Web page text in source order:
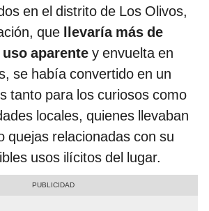
en el distrito de Los Olivos,
que llevaría más de
aparente y envuelta en
se había convertido en un
tanto para los curiosos como
locales, quienes llevaban
quejas relacionadas con su
usos ilícitos del lugar.